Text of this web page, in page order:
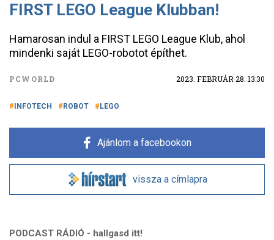
FIRST LEGO League Klubban!
Hamarosan indul a FIRST LEGO League Klub, ahol
mindenki saját LEGO-robotot építhet.
PCWORLD 2023. FEBRUÁR 28. 13:30
INFOTECH ROBOT LEGO
Ajánlom a facebookon
vissza a címlapra